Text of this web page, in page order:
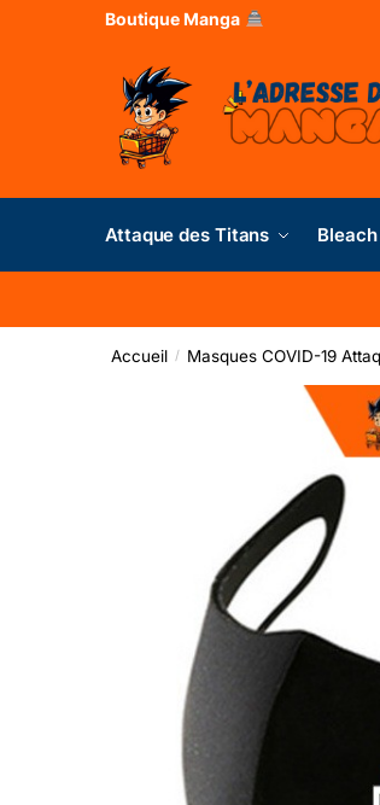
Boutique Manga
Attaque des Titans Bleach
Accueil / Masques COVID-19